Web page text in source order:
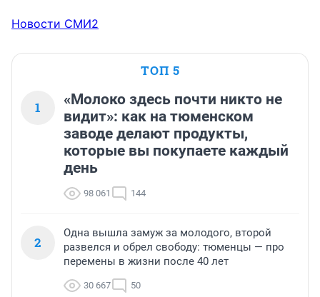
Новости СМИ2
ТОП 5
1
«Молоко здесь почти никто не
видит»: как на тюменском
заводе делают продукты,
которые вы покупаете каждый
день
98 061 144
2
Одна вышла замуж за молодого, второй
развелся и обрел свободу: тюменцы — про
перемены в жизни после 40 лет
30 667 50